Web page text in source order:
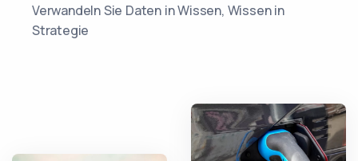
Verwandeln Sie Daten in Wissen, Wissen in
Strategie